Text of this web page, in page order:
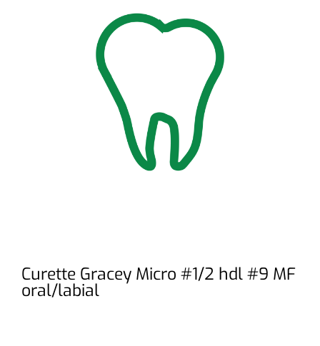
Curette Gracey Micro #1/2 hdl #9 MF
oral/labial